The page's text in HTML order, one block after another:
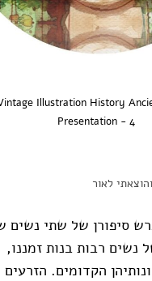
Illustration History
Presentation - 4
לאור
סיפורן של שתי נשים
נשים רבות בנות זמננו,
הקדומים.